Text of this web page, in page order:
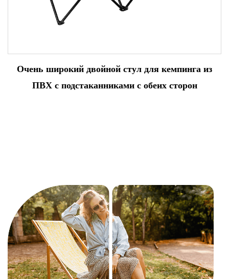
Очень широкий двойной стул для кемпинга из
ПВХ с подстаканниками с обеих сторон